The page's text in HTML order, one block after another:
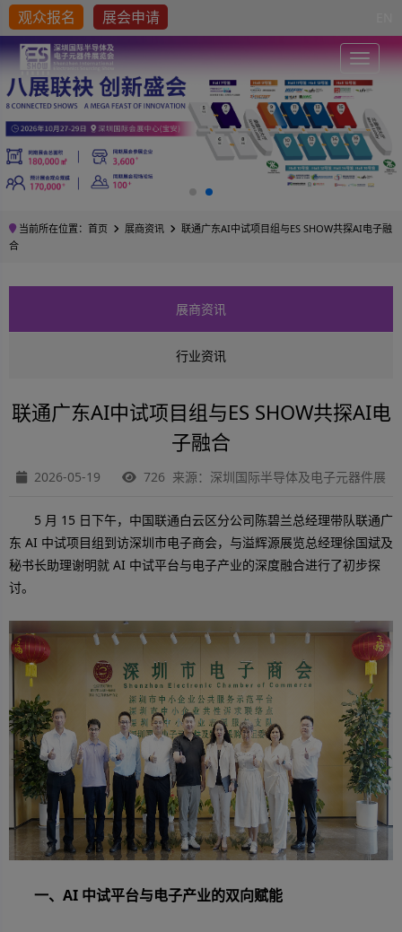
观众报名 展会申请
当前所在位置： 首页 展商资讯
联通广东AI中试项目组与ES SHOW共探AI电子融
合
展商资讯
行业资讯
联通广东AI中试项目组与ES SHOW共探AI电
子融合
2026-05-19 726 来源：深圳国际半导体及电子元器件展
5 月 15 日下午，中国联通白云区分公司陈碧兰总经理带队联通广
东 AI 中试项目组到访深圳市电子商会，与溢辉源展览总经理徐国斌及
秘书长助理谢明就 AI 中试平台与电子产业的深度融合进行了初步探
讨。
一、AI 中试平台与电子产业的双向赋能